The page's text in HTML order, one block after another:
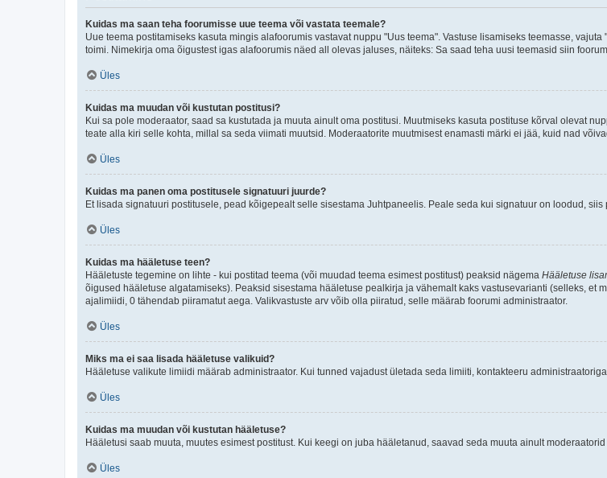
Kuidas ma saan teha foorumisse uue teema või vastata teemale?
Uue teema postitamiseks kasuta mingis alafoorumis vastavat nuppu "Uus teema". Vastuse lisamiseks teemasse,
toimi. Nimekirja oma õigustest igas alafoorumis näed all olevas jaluses, näiteks: Sa saad teha uusi teemasid siin
Üles
Kuidas ma muudan või kustutan postitusi?
Kui sa pole moderaator, saad sa kustutada ja muuta ainult oma postitusi. Muutmiseks kasuta postituse kõrval olevat
teate alla kiri selle kohta, millal sa seda viimati muutsid. Moderaatorite muutmisest enamasti märki ei jää, kuid nad
Üles
Kuidas ma panen oma postitusele signatuuri juurde?
Et lisada signatuuri postitusele, pead kõigepealt selle sisestama Juhtpaneelis. Peale seda kui signatuur on loodud,
Üles
Kuidas ma hääletuse teen?
Hääletuste tegemine on lihte - kui postitad teema (või muudad teema esimest postitust) peaksid nägema Hääletuse
õigused hääletuse algatamiseks). Peaksid sisestama hääletuse pealkirja ja vähemalt kaks vastusevarianti (selleks, et
ajalimiidi, 0 tähendab piiramatut aega. Valikvastuste arv võib olla piiratud, selle määrab foorumi administraator.
Üles
Miks ma ei saa lisada hääletuse valikuid?
Hääletuse valikute limiidi määrab administraator. Kui tunned vajadust ületada seda limiiti, kontakteeru administraatoriga.
Üles
Kuidas ma muudan või kustutan hääletuse?
Hääletusi saab muuta, muutes esimest postitust. Kui keegi on juba hääletanud, saavad seda muuta ainult moderaatorid
Üles